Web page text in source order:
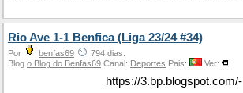
Rio Ave 1-1 Benfica (Liga 23/24 #34)
Por benfas69
794 dias.
Blog o Blog do Benfas69 Canal: Deportes Pais: Ver:
https://3.bp.blogspot.com/-